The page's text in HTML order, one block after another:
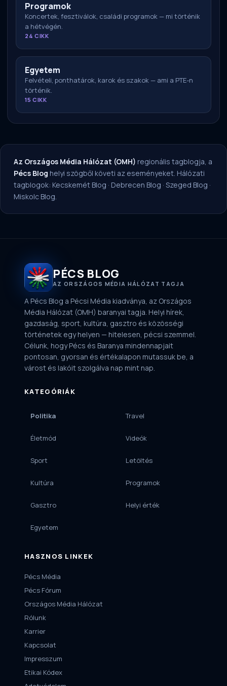
Programok
Koncertek, fesztiválok, családi programok — mi történik
a hétvégén.
24 CIKK
Egyetem
Felvételi, ponthatárok, karok és szakok — ami a PTE-n
történik.
15 CIKK
Az Országos Média Hálózat (OMH) regionális tagblogja, a
Pécs Blog helyi szögből követi az eseményeket. Hálózati
tagblogok: Kecskemét Blog · Debrecen Blog · Szeged Blog ·
Miskolc Blog.
PÉCS BLOG
AZ ORSZÁGOS MÉDIA HÁLÓZAT TAGJA
A Pécs Blog a Pécsi Média kiadványa, az Országos
Média Hálózat (OMH) baranyai tagja. Helyi hírek,
gazdaság, sport, kultúra, gasztro és közösségi
történetek egy helyen — hitelesen, pécsi szemmel.
Célunk, hogy Pécs és Baranya mindennapjait
pontosan, gyorsan és értékalapon mutassuk be, a
várost és lakóit szolgálva nap mint nap.
KATEGÓRIÁK
Politika
Életmód
Sport
Kultúra
Gasztro
Egyetem
Travel
Videók
Letöltés
Programok
Helyi érték
HASZNOS LINKEK
Pécs Média
Pécs Fórum
Országos Média Hálózat
Rólunk
Karrier
Kapcsolat
Impresszum
Etikai Kódex